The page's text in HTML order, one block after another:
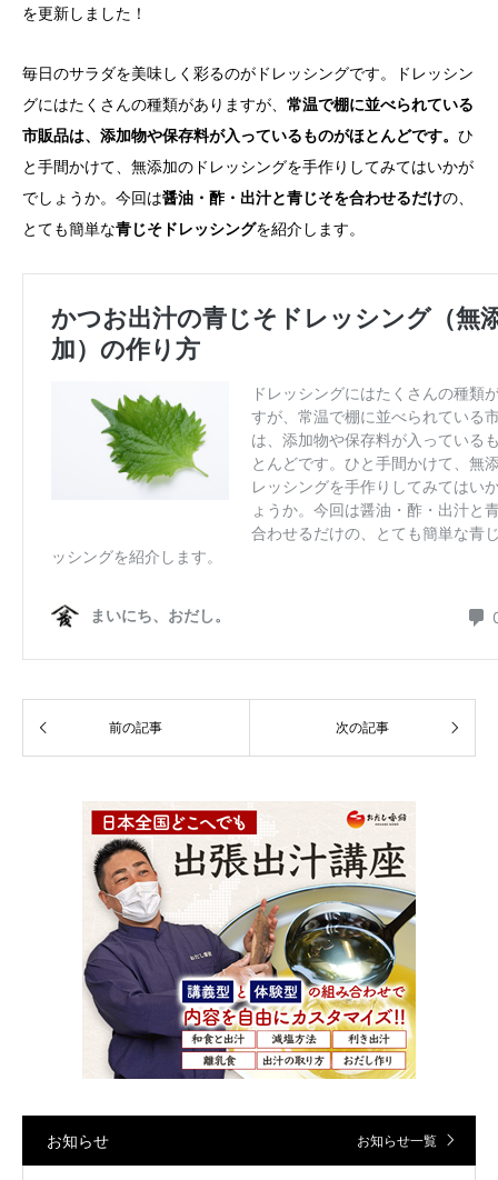
を更新しました！
毎日のサラダを美味しく彩るのがドレッシングです。ドレッシン
グにはたくさんの種類がありますが、 常温で棚に並べられている
市販品は、添加物や保存料が入っているものがほとんどです。 ひ
と手間かけて、無添加のドレッシングを手作りしてみてはいかが
でしょうか。今回は醤油・酢・出汁と青じそを合わせるだけの、
とても簡単な青じそドレッシングを紹介します。
お知らせ お知らせ一覧